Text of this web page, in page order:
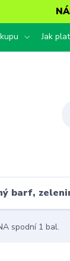
Jak
barf,
spodní 1 bal.